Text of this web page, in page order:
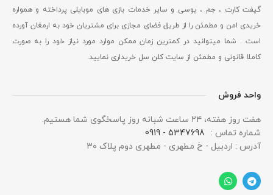
گیفت کارت ، جم ، یوسی و سایر خدمات بازی های موبایلی پرداخته و همواره
خریدی امن و مطمئن را از طریق فضای مجازی برای مشتریان خود به ارمغان آورده
است . شما میتوانید در کمترین زمان ممکن موارد مورد نیاز خود را به صورت
کاملا قانونی و مطمئن از سایت کلن سل خریداری نمایید.
واحد فروش
هفت روز هفته، ۲۴ ساعت شبانه‌ روز پاسخگوی شما هستیم.
شماره تماس :
5347698 - 0919
آدرس : اردبیل - خ مطهری - مطهری دوم پلاک ۳۰